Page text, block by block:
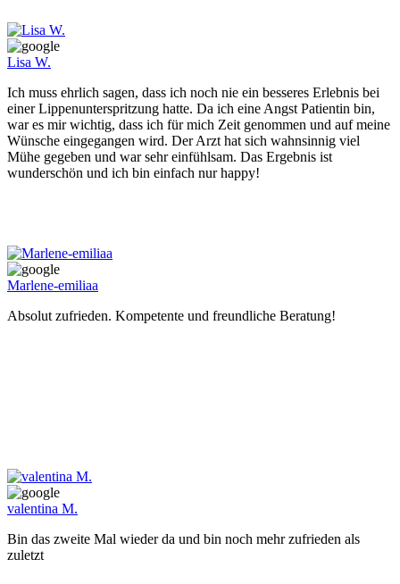
Lisa W.
Ich muss ehrlich sagen, dass ich noch nie ein besseres Erlebnis bei
einer Lippenunterspritzung hatte. Da ich eine Angst Patientin bin,
war es mir wichtig, dass ich für mich Zeit genommen und auf meine
Wünsche eingegangen wird. Der Arzt hat sich wahnsinnig viel
Mühe gegeben und war sehr einfühlsam. Das Ergebnis ist
wunderschön und ich bin einfach nur happy!
Marlene-emiliaa
Absolut zufrieden. Kompetente und freundliche Beratung!
valentina M.
Bin das zweite Mal wieder da und bin noch mehr zufrieden als
zuletzt